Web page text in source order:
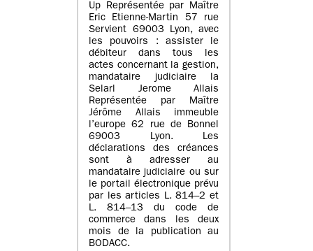
Up Représentée par Maître
Eric Etienne-Martin 57 rue
Servient 69003 Lyon, avec
les pouvoirs : assister le
débiteur dans tous les
actes concernant la gestion,
mandataire judiciaire la
Selarl Jerome Allais
Représentée par Maître
Jérôme Allais immeuble
l’europe 62 rue de Bonnel
69003 Lyon. Les
déclarations des créances
sont à adresser au
mandataire judiciaire ou sur
le portail électronique prévu
par les articles L. 814–2 et
L. 814–13 du code de
commerce dans les deux
mois de la publication au
BODACC.